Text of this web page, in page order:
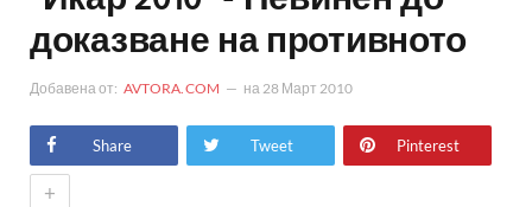
доказване на противното
Добавена от: AVTORA.COM на 28 Март 2010
Share Tweet Pinterest
+